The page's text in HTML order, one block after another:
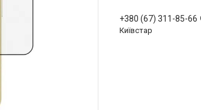
+380 (67) 311-85-66
Київстар